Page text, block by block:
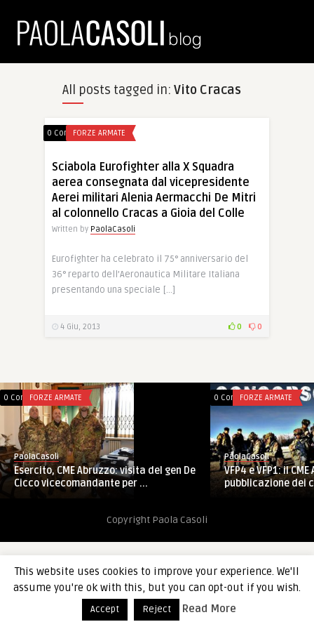
All posts tagged in: Vito Cracas
0 CommentsFORZE ARMATE
Sciabola Eurofighter alla X Squadra
aerea consegnata dal vicepresidente
Aerei militari Alenia Aermacchi De Mitri
al colonnello Cracas a Gioia del Colle
Written by PaolaCasoli
Eurofighter ha celebrato il 75° anniversario del
36° reparto dell’Aeronautica Militare Italiana
presentando una speciale […]
4 Giu, 2013 0 0
0 CommentsFORZE ARMATE
PaolaCasoli
Esercito, CME Abruzzo: visita del gen De
Cicco vicecomandante per ...
0 CommentsFORZE ARMATE
PaolaCasoli
VFP4 e VFP1: il
pubblicazione dei
Copyright Paola Casoli
This website uses cookies to improve your experience. We'll
assume you're ok with this, but you can opt-out if you wish.
Accept Reject Read More